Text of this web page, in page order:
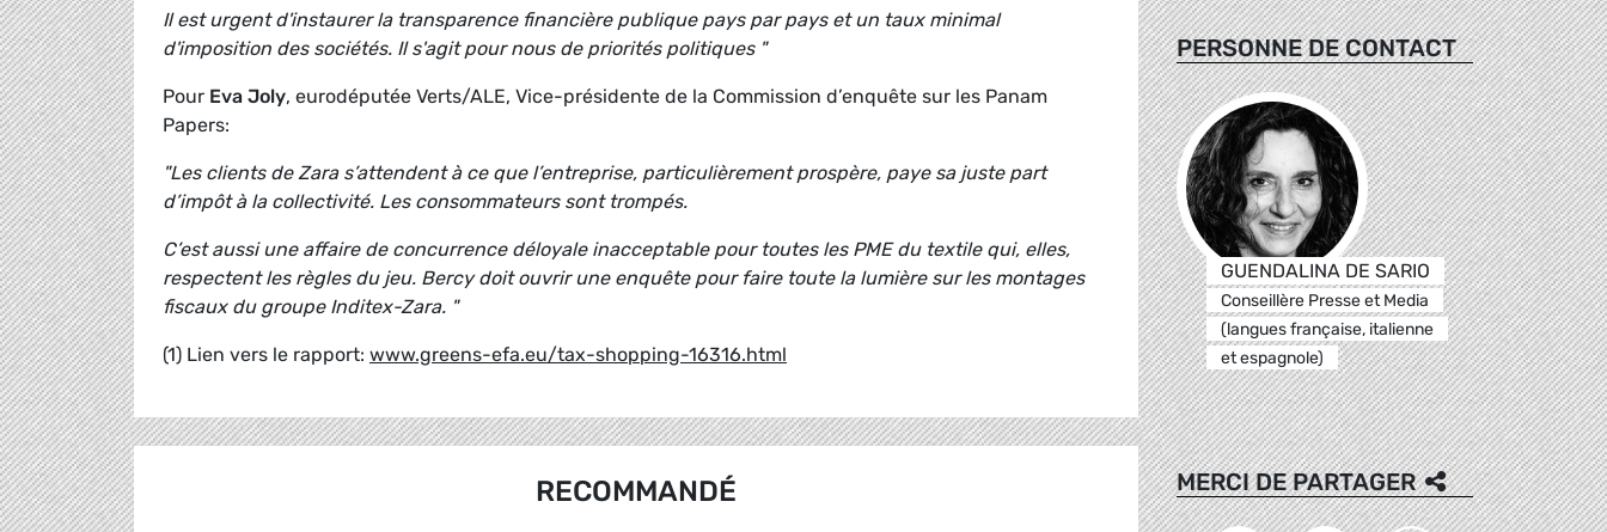
Il est urgent d'instaurer la transparence financière publique pays par pays et un taux minimal
d'imposition des sociétés. Il s'agit pour nous de priorités politiques "
Pour Eva Joly, eurodéputée Verts/ALE, Vice-présidente de la Commission d’enquête sur les Panam
Papers:
"Les clients de Zara s’attendent à ce que l’entreprise, particulièrement prospère, paye sa juste part
d’impôt à la collectivité. Les consommateurs sont trompés.
C’est aussi une affaire de concurrence déloyale inacceptable pour toutes les PME du textile qui, elles,
respectent les règles du jeu. Bercy doit ouvrir une enquête pour faire toute la lumière sur les montages
fiscaux du groupe Inditex-Zara. "
(1) Lien vers le rapport: www.greens-efa.eu/tax-shopping-16316.html
RECOMMANDÉ
PERSONNE DE CONTACT
GUENDALINA DE SARIO
Conseillère Presse et Media
(langues française, italienne
et espagnole)
MERCI DE PARTAGER